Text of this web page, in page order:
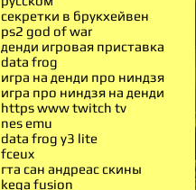
секретки в брукхейвен
ps2 god of war
денди игровая приставка
data frog
игра на денди про ниндзя
игра про ниндзя на денди
https www twitch tv
nes emu
data frog y3 lite
fceux
гта сан андреас скины
kega fusion